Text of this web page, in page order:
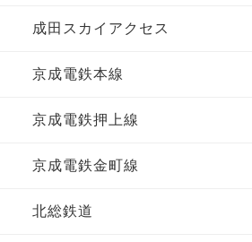
成田スカイアクセス
京成電鉄本線
京成電鉄押上線
京成電鉄金町線
北総鉄道